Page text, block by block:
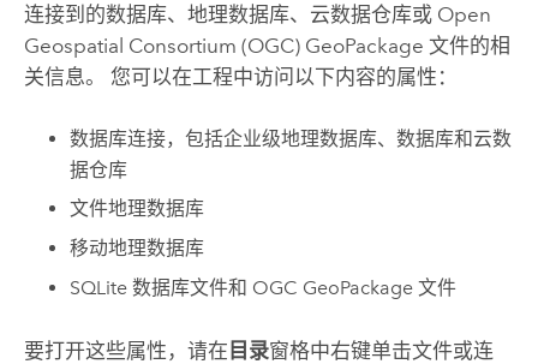
连接到的数据库、地理数据库、云数据仓库或 Open
Geospatial Consortium (OGC) GeoPackage 文件的相
关信息。 您可以在工程中访问以下内容的属性：
数据库连接，包括企业级地理数据库、数据库和云数
据仓库
文件地理数据库
移动地理数据库
SQLite 数据库文件和 OGC GeoPackage 文件
要打开这些属性，请在 目录窗格中右键单击文件或连